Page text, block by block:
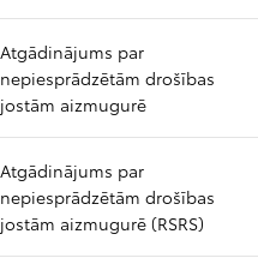
Atgādinājums par
nepiesprādzētām drošības
jostām aizmugurē
Atgādinājums par
nepiesprādzētām drošības
jostām aizmugurē (RSRS)